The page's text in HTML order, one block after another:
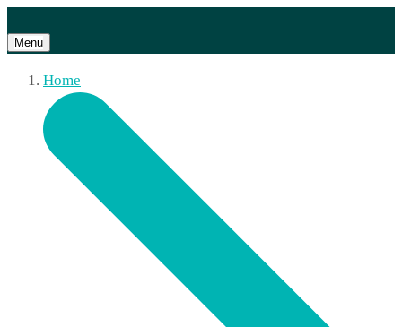
Menu
Home